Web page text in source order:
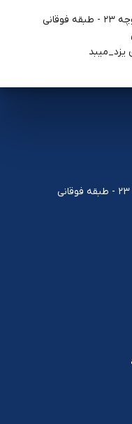
دفتر فروش: يزد - بلوار باهنر - كوچه ٢٣ - طبقه فوقاني
یزد_میبد
دفتر فروش: يزد - بلوار باهنر - كوچه ٢٣ - طبقه فوقاني